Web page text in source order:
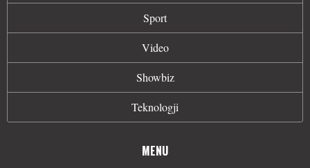
Sport
Video
Showbiz
Teknologji
MENU